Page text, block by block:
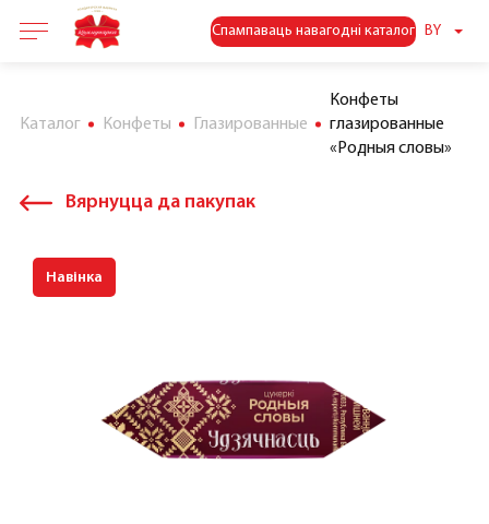
Спампаваць навагодні каталог BY
Каталог Конфеты Глазированные
Конфеты
глазированные
«Родныя словы»
Вярнуцца да пакупак
Навінка